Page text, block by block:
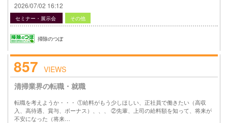
2026/07/02 16:12
セミナー・展示会 その他
掃除のつぼ
857 VIEWS
清掃業界の転職・就職
転職を考えようか・・・ ①給料がもう少しほしい、正社員で働きたい（高収
入、高待遇、賞与、ボーナス）、、、 ②先輩、上司の給料額を知って、将来が
不安になった（将来…